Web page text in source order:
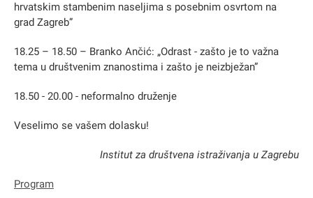
hrvatskim stambenim naseljima s posebnim osvrtom na
grad Zagreb”
18.25 – 18.50 – Branko Ančić: „Odrast - zašto je to važna
tema u društvenim znanostima i zašto je neizbježan”
18.50 - 20.00 - neformalno druženje
Veselimo se vašem dolasku!
Institut za društvena istraživanja u Zagrebu
Program